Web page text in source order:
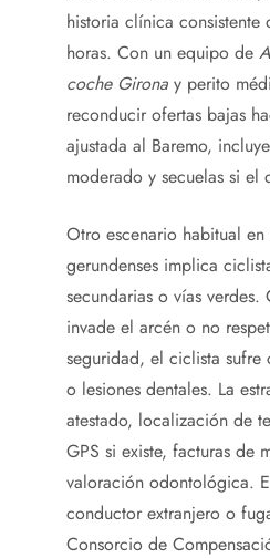
historia clínica consistente
horas. Con un equipo de
coche Girona y perito
reconducir ofertas bajas
ajustada al Baremo,
moderado y secuelas si
Otro escenario habitual en
gerundenses implica
secundarias o vías
invade el arcén o no
seguridad, el ciclista sufre
o lesiones dentales. La
atestado, localización de
GPS si existe, facturas de
valoración odontológica.
conductor extranjero o
Consorcio de